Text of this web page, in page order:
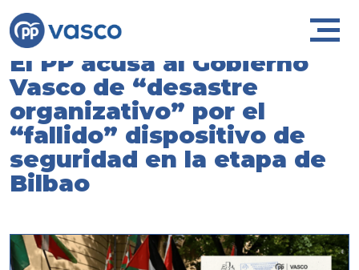
El PP acusa al Gobierno
Vasco de “desastre
organizativo” por el
“fallido” dispositivo de
seguridad en la etapa de
Bilbao